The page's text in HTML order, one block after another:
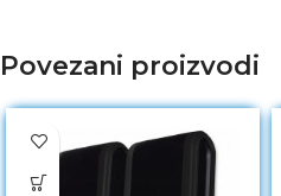
Povezani proizvodi